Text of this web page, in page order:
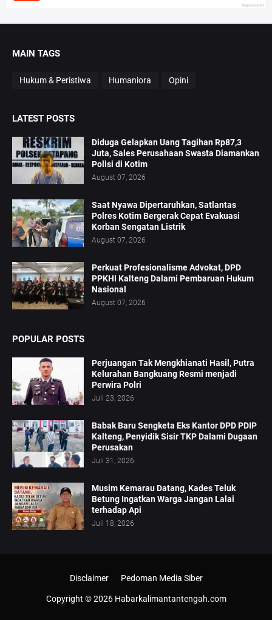
MAIN TAGS
Hukum & Peristiwa Humaniora Opini
LATEST POSTS
Diduga Gelapkan Uang Tagihan Rp87,3
Juta, Sales Perusahaan Swasta Diamankan
Polisi di Kotim
August 07, 2026
Saat Nyawa Dipertaruhkan, Satlantas
Polres Kotim Bergerak Cepat Evakuasi
Korban Sengatan Listrik
August 07, 2026
Perkuat Profesionalisme Advokat, DPD
PPKHI Kalteng Dalami Pembaruan Hukum
Nasional
August 07, 2026
POPULAR POSTS
Perjuangan Tak Mengkhianati Hasil, Putra
Kelurahan Bangkuang Resmi menjadi
Perwira Polri
Juli 23, 2026
Babak Baru Sengketa Eks Kantor DPD PDIP
Kalteng, Penyidik Sisir TKP Dalami Dugaan
Perusakan
Juli 31, 2026
Musim Kemarau Datang, Kades Teluk
Betung Ingatkan Warga Jangan Lalai
terhadap Api
Juli 18, 2026
Copyright ©2026Habarkalimantantengah.com
Disclaimer Pedoman Media Siber